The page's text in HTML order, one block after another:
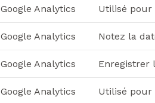
Google Analytics Utilisé
Google Analytics Notez la
Google Analytics Enregistrer
Google Analytics Utilisé